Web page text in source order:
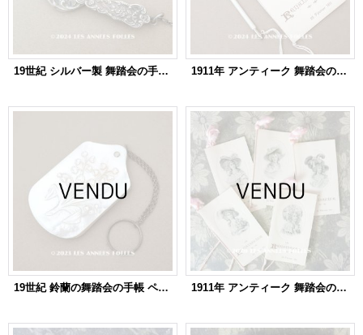
19世紀 シルバー製 舞踏会の手帳 モノグラム入り ロカイユ装飾 ペンシル付 CARNET DE BAL カルネ・ド・バル 1911年 アンティーク 舞踏会の手帳 ペンシル付 CARNET DE BAL カルネ・ド・バル
19世紀 鈴蘭の舞踏会の手帳 ペンシル付 マザーオブパール製 CARNET DE BAL カルネ・ド・バル 1911年 アンティーク 舞踏会の手帳 ペンシル付 CARNET DE BAL カルネ・ド・バル